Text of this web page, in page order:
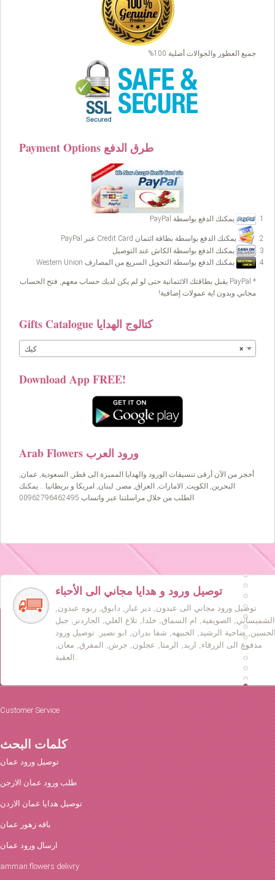
جميع العطور والجوالات أصلية 100%
Payment Options طرق الدفع
يمكنك الدفع بواسطة PayPal
يمكنك الدفع بواسطة بطاقة ائتمان Credit Card عبر PayPal
يمكنك الدفع بواسطة الكاش عند التوصيل
يمكنك الدفع بواسطة التحويل السريع من المصارف Western Union
* PayPal يقبل بطاقتك الائتمانية حتى لو لم يكن لديك حساب معهم, فتح الحساب
مجاني وبدون اية عمولات إضافية!
Gifts Catalogue كتالوج الهدايا
× كيك
Download App FREE!
Arab Flowers ورود العرب
أحجز من الآن أرقى تنسيقات الورود والهدايا المميزة الى قطر, السعودية, عمان,
البحرين, الكويت, الامارات, العراق, مصر, لبنان, امريكا و بريطانيا… يمكنك
الطلب من خلال مراسلتنا عبر واتساب 00962796462495
توصيل ورود و هدايا مجاني الى الأحباء
توصيل ورود مجاني الى عبدون, دير غبار, دابوق, ربوه عبدون,
الشميساني, الصويفية, ام السماق, خلدا, تلاع العلي, الجاردنز, جبل
ضاحية الرشيد, الجبيهه, شفا بدران, ابو نصير. توصيل ورود
مدفوع الى الزرقاء, اربد, الرمثا, عجلون, جرش, المفرق, معان,
Customer Service
كلمات البحث
توصيل ورود عمان
طلب ورود عمان الارجن
توصيل هدايا عمان الاردن
باقه زهور عمان
ارسال ورود عمان
amman flowers delivry